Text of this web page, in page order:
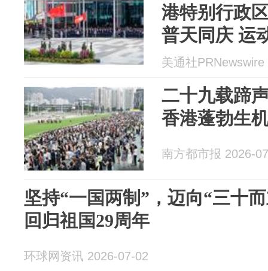
港特别行政
普天同庆 运
美通社
二十九载蹄
香港蓬勃生
南方都市报 2026-
坚持“一国两制”，迈向“三十
回归祖国29周年
环球网资讯 2026-07-02